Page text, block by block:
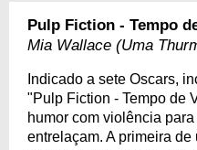
Pulp Fiction - Tempo
Mia Wallace (Uma
Indicado a sete Oscars,
"Pulp Fiction - Tempo de
humor com violência
entrelaçam. A primeira